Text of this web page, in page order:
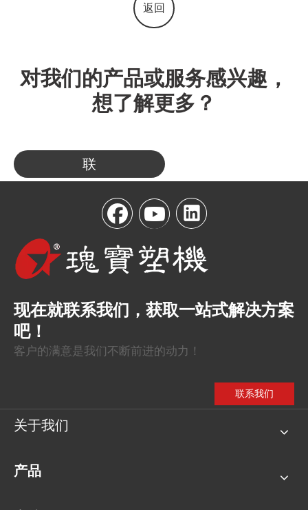
返回
对我们的产品或服务感兴趣，
想了解更多？
联
们
现在就联系我们，获取一站式解决方案
吧！
客户的满意是我们不断前进的动力！
联系我们
关于我们
产品